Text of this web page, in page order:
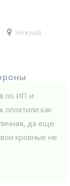
Нижний
по ИП и
оплатили как
да еще
кровные не